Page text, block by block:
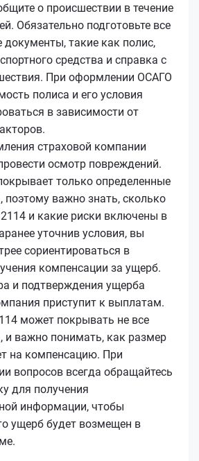
о происшествии в течение
Обязательно подготовьте все
такие как полис,
средства и справка с
При оформлении ОСАГО
полиса и его условия
в зависимости от
страховой компании
осмотр повреждений.
только определенные
важно знать, сколько
и какие риски включены в
уточнив условия, вы
сориентироваться в
компенсации за ущерб.
и подтверждения ущерба
приступит к выплатам.
может покрывать не все
и важно понимать, как размер
на компенсацию. При
вопросов всегда обращайтесь
для получения
информации, чтобы
ущерб будет возмещен в